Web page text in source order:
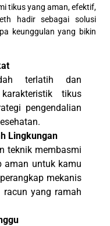
tikus yang aman, efektif,
hadir sebagai solusi
keunggulan yang bikin
terlatih dan
tikus
pengendalian
Lingkungan
teknik membasmi
aman untuk kamu
mekanis
racun yang ramah